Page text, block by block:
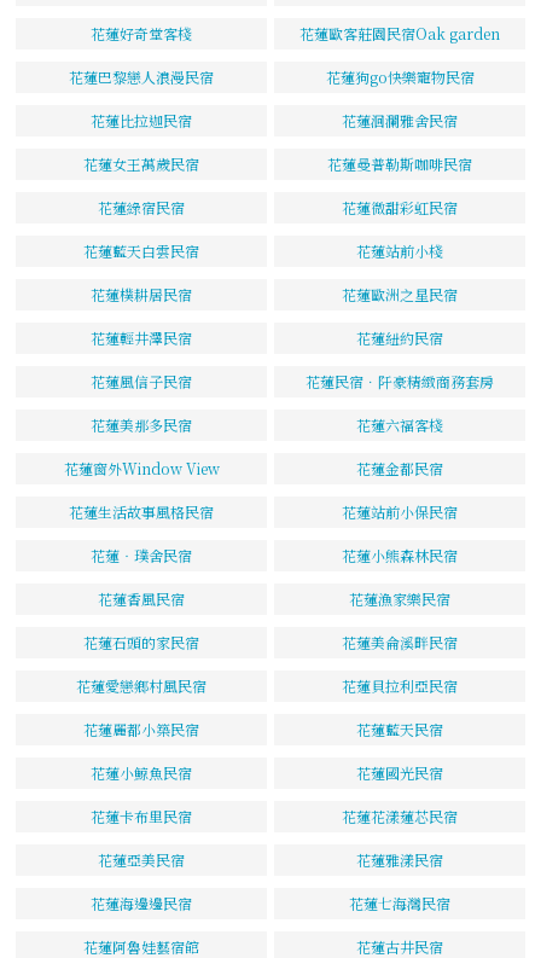
花蓮好奇堂客棧 花蓮歐客莊園民宿Oak garden
花蓮巴黎戀人浪漫民宿 花蓮狗go快樂寵物民宿
花蓮比拉迦民宿 花蓮洄瀾雅舍民宿
花蓮女王萬歲民宿 花蓮曼普勒斯咖啡民宿
花蓮綠宿民宿 花蓮微甜彩虹民宿
花蓮藍天白雲民宿 花蓮站前小棧
花蓮樸耕居民宿 花蓮歐洲之星民宿
花蓮輕井澤民宿 花蓮紐約民宿
花蓮風信子民宿 花蓮民宿．阡豪精緻商務套房
花蓮美那多民宿 花蓮六福客棧
花蓮窗外Window View 花蓮金都民宿
花蓮生活故事風格民宿 花蓮站前小保民宿
花蓮‧璞舍民宿 花蓮小熊森林民宿
花蓮香風民宿 花蓮漁家樂民宿
花蓮石頭的家民宿 花蓮美侖溪畔民宿
花蓮愛戀鄉村風民宿 花蓮貝拉利亞民宿
花蓮麗都小築民宿 花蓮藍天民宿
花蓮小鯨魚民宿 花蓮國光民宿
花蓮卡布里民宿 花蓮花漾蓮芯民宿
花蓮亞美民宿 花蓮雅漾民宿
花蓮海邊邊民宿 花蓮七海灣民宿
花蓮阿魯娃藝宿館 花蓮古井民宿